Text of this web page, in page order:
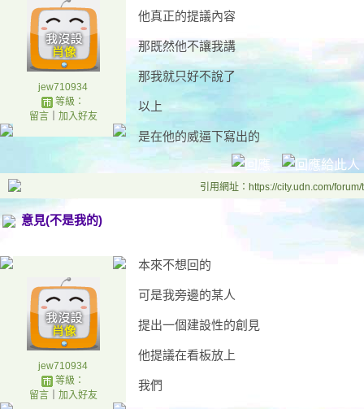
jew710934
等級：
留言｜ 加入好友
他真正的提議內容
那既然他不讓我講
那我就只好不說了
以上
是在他的威逼下寫出的
引用網址：https://city.udn.com/
意見(不是我的)
jew710934
等級：
留言｜ 加入好友
本來不想回的
可是我旁邊的某人
提出一個建設性的創見
他提議在看板放上
我們